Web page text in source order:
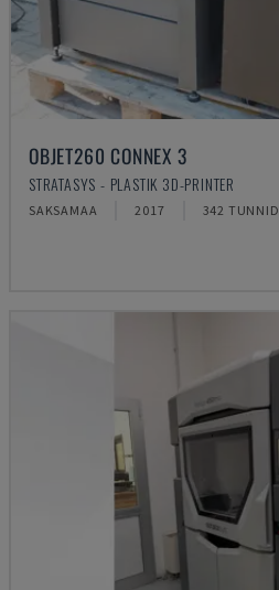
OBJET260 CONNEX 3
STRATASYS - PLASTIK 3D-PRINTER
SAKSAMAA 2017 342 TUNNID